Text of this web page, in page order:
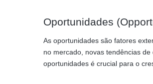
Oportunidades
As oportunidades são fatores
no mercado, novas tendências
oportunidades é crucial para o